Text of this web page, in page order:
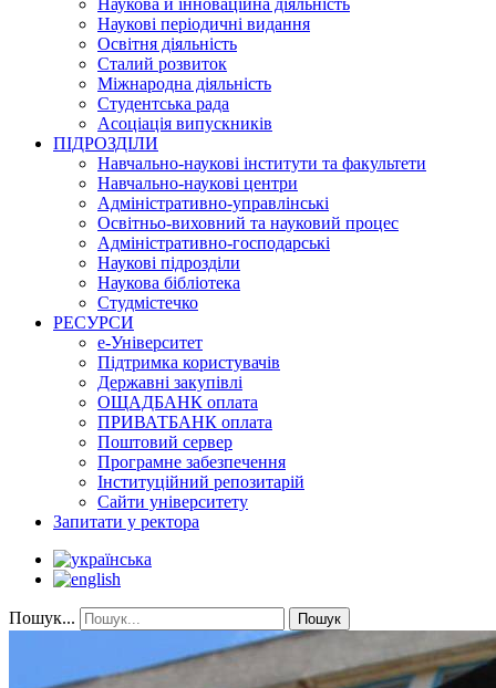
Наукові періодичні видання
Освітня діяльність
Сталий розвиток
Міжнародна діяльність
Студентська рада
Асоціація випускників
ПІДРОЗДІЛИ
Навчально-наукові інститути та факультети
Навчально-наукові центри
Адміністративно-управлінські
Освітньо-виховний та науковий процес
Адміністративно-господарські
Наукові підрозділи
Наукова бібліотека
Студмістечко
РЕСУРСИ
е-Університет
Підтримка користувачів
Державні закупівлі
ОЩАДБАНК оплата
ПРИВАТБАНК оплата
Поштовий сервер
Програмне забезпечення
Інституційний репозитарій
Сайти університету
Запитати у ректора
Пошук... Пошук